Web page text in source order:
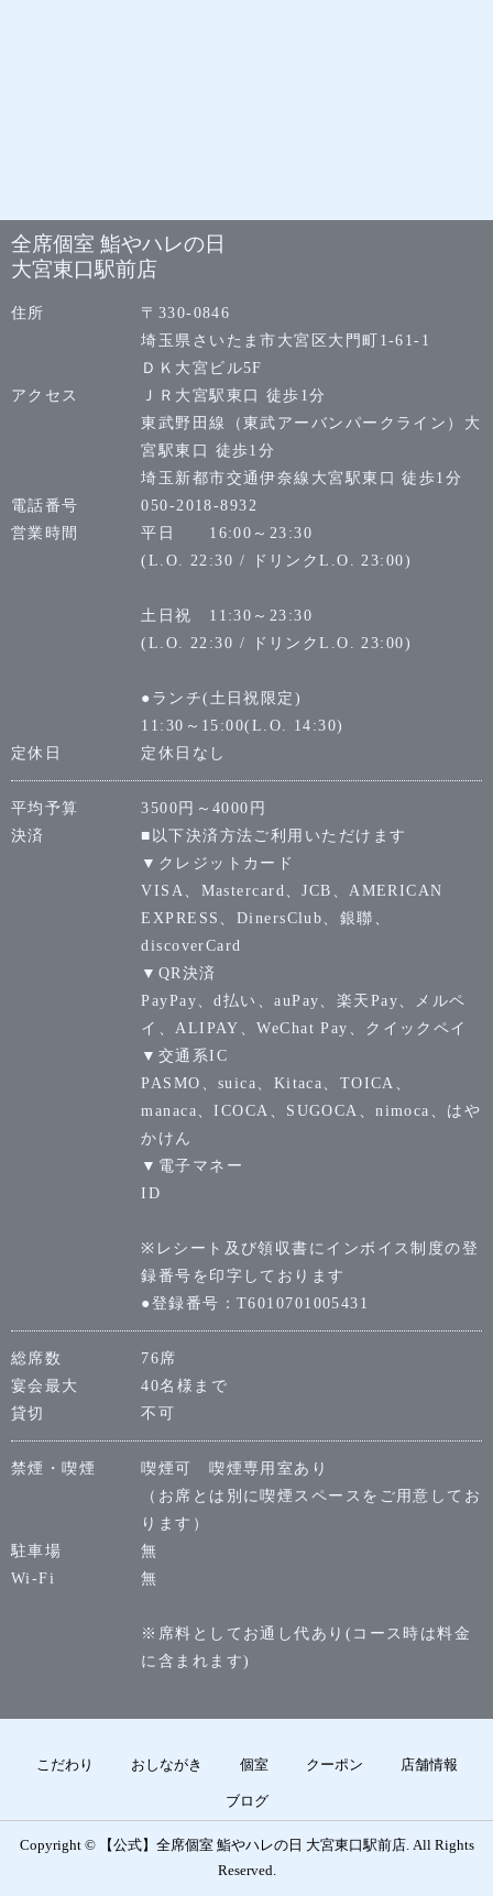
全席個室 鮨やハレの日
大宮東口駅前店
住所
〒330-0846
埼玉県さいたま市大宮区大門町1-61-1
ＤＫ大宮ビル5F
アクセス
ＪＲ大宮駅東口 徒歩1分
東武野田線（東武アーバンパークライン）大
宮駅東口 徒歩1分
埼玉新都市交通伊奈線大宮駅東口 徒歩1分
電話番号
050-2018-8932
営業時間
平日 16:00～23:30
(L.O. 22:30 / ドリンクL.O. 23:00)
土日祝 11:30～23:30
(L.O. 22:30 / ドリンクL.O. 23:00)
●ランチ(土日祝限定)
11:30～15:00(L.O. 14:30)
定休日
定休日なし
平均予算
3500円～4000円
決済
■以下決済方法ご利用いただけます
▼クレジットカード
VISA、Mastercard、JCB、AMERICAN
EXPRESS、DinersClub、銀聯、
discoverCard
▼QR決済
PayPay、d払い、auPay、楽天Pay、メルペ
イ、ALIPAY、WeChat Pay、クイックペイ
▼交通系IC
PASMO、suica、Kitaca、TOICA、
manaca、ICOCA、SUGOCA、nimoca、はや
かけん
▼電子マネー
ID
※レシート及び領収書にインボイス制度の登
録番号を印字しております
●登録番号：T6010701005431
総席数
76席
宴会最大
40名様まで
貸切
不可
禁煙・喫煙
喫煙可 喫煙専用室あり
（お席とは別に喫煙スペースをご用意してお
ります）
駐車場
無
Wi-Fi
無
※席料としてお通し代あり(コース時は料金
に含まれます)
こだわり おしながき 個室 クーポン 店舗情報
ブログ
Copyright © 【公式】全席個室 鮨やハレの日 大宮東口駅前店. All Rights
Reserved.